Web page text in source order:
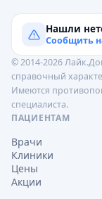
Нашли
Сообщить
© 2014-2026
справочный
Имеются
специалиста.
ПАЦИЕНТАМ
Врачи
Клиники
Цены
Акции